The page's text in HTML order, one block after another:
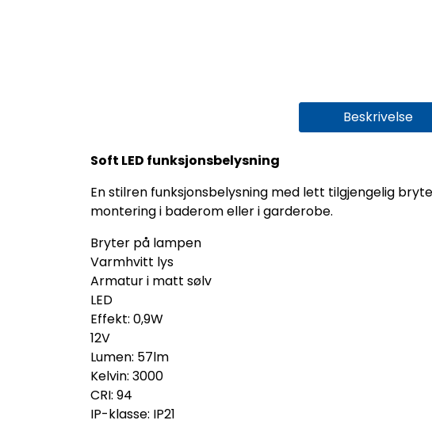
Beskrivelse
Soft LED funksjonsbelysning
En stilren funksjonsbelysning med lett tilgjengelig
montering i baderom eller i garderobe.
Bryter på lampen
Varmhvitt lys
Armatur i matt sølv
LED
Effekt: 0,9W
12V
Lumen: 57lm
Kelvin: 3000
CRI: 94
IP-klasse: IP21